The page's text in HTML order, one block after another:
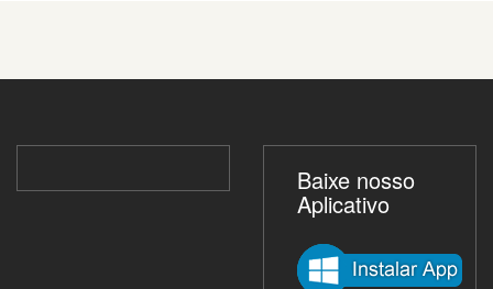
Baixe nosso
Aplicativo